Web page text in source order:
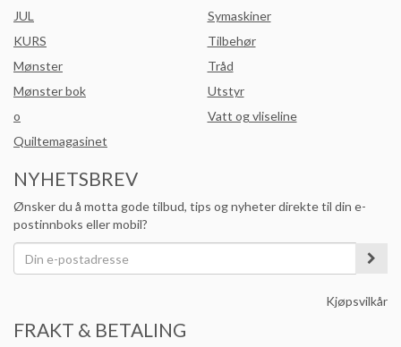
JUL
KURS
Mønster
Mønster bok
o
Quiltemagasinet
Symaskiner
Tilbehør
Tråd
Utstyr
Vatt og vliseline
NYHETSBREV
Ønsker du å motta gode tilbud, tips og nyheter direkte til din e-
postinnboks eller mobil?
Kjøpsvilkår
FRAKT & BETALING